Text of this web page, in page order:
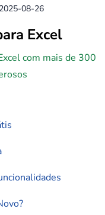
2025-08-26
Excel
com mais de 300